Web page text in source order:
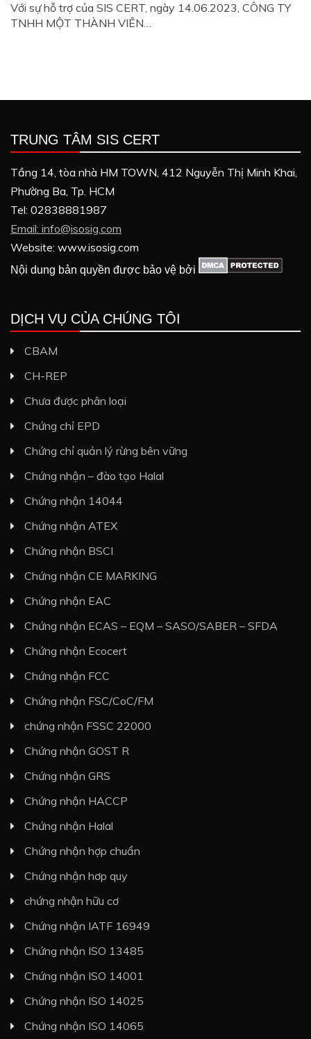
Với sự hỗ trợ của SIS CERT, ngày 14.06.2023, CÔNG TY
TNHH MỘT THÀNH VIÊN…
TRUNG TÂM SIS CERT
Tầng 14, tòa nhà HM TOWN, 412 Nguyễn Thị Minh Khai,
Phường Ba, Tp. HCM
Tel: 02838881987
Email: info@isosig.com
Website: www.isosig.com
Nội dung bản quyền được bảo vệ bởi
DỊCH VỤ CỦA CHÚNG TÔI
CBAM
CH-REP
Chưa được phân loại
Chứng chỉ EPD
Chứng chỉ quản lý rừng bên vững
Chứng nhận – đào tạo Halal
Chứng nhận 14044
Chứng nhận ATEX
Chứng nhận BSCI
Chứng nhận CE MARKING
Chứng nhận EAC
Chứng nhận ECAS – EQM – SASO/SABER – SFDA
Chứng nhận Ecocert
Chứng nhận FCC
Chứng nhận FSC/CoC/FM
chứng nhận FSSC 22000
Chứng nhận GOST R
Chứng nhận GRS
Chứng nhận HACCP
Chứng nhận Halal
Chứng nhận hợp chuẩn
Chứng nhận hơp quy
chứng nhận hữu cơ
Chứng nhận IATF 16949
Chứng nhận ISO 13485
Chứng nhận ISO 14001
Chứng nhận ISO 14025
Chứng nhận ISO 14065